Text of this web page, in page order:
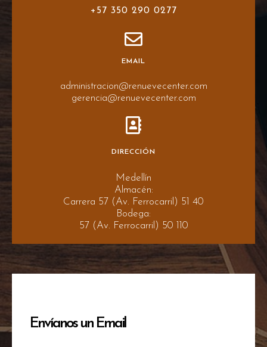
+57 350 290 0277
EMAIL
administracion@renuevecenter.com
gerencia@renuevecenter.com
DIRECCIÓN
Medellín
Almacén:
Carrera 57 (Av. Ferrocarril) 51 40
Bodega:
57 (Av. Ferrocarril) 50 110
Envíanos un Email